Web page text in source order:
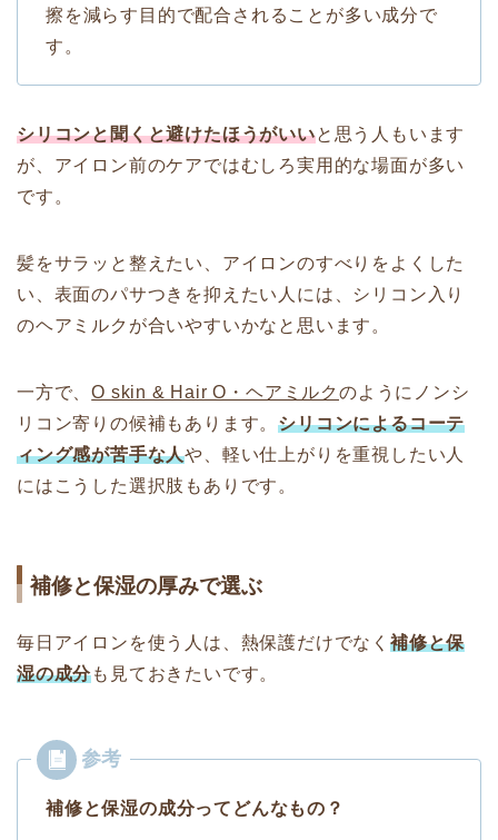
擦を減らす目的で配合されることが多い成分で
す。
シリコンと聞くと避けたほうがいいと思う人もいます
が、アイロン前のケアではむしろ実用的な場面が多い
です。
髪をサラッと整えたい、アイロンのすべりをよくした
い、表面のパサつきを抑えたい人には、シリコン入り
のヘアミルクが合いやすいかなと思います。
一方で、O skin & Hair O・ヘアミルクのようにノンシ
リコン寄りの候補もあります。シリコンによるコーテ
ィング感が苦手な人や、軽い仕上がりを重視したい人
にはこうした選択肢もありです。
補修と保湿の厚みで選ぶ
毎日アイロンを使う人は、熱保護だけでなく 補修と保
湿の成分も見ておきたいです。
補修と保湿の成分ってどんなもの？